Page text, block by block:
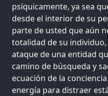
psíquicamente, ya sea
desde el interior de su
parte de usted que aún
totalidad de su
ataque de una entidad
camino de búsqueda y
ecuación de la
energía para distraer